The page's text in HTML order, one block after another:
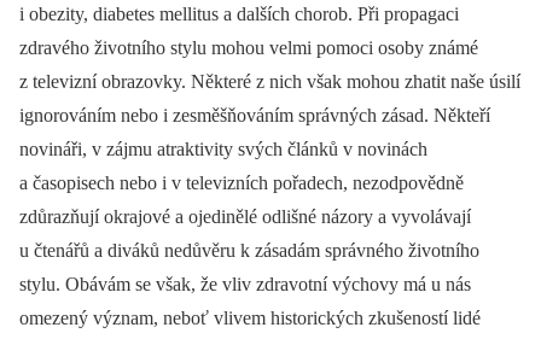
i obezity, diabetes mellitus a dalších chorob. Při propagaci
zdravého životního stylu mohou velmi pomoci osoby známé
z televizní obrazovky. Některé z nich však mohou zhatit naše úsilí
ignorováním nebo i zesměšňováním správných zásad. Někteří
novináři, v zájmu atraktivity svých článků v novinách
a časopisech nebo i v televizních pořadech, nezodpovědně
zdůrazňují okrajové a ojedinělé odlišné názory a vyvolávají
u čtenářů a diváků nedůvěru k zásadám správného životního
stylu. Obávám se však, že vliv zdravotní výchovy má u nás
omezený význam, neboť vlivem historických zkušeností lidé